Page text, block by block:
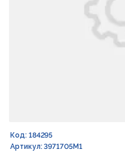
Код: 184295
Артикул: 3971705M1